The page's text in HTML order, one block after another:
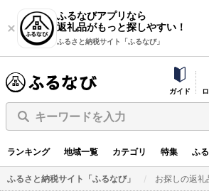
ふるなびアプリなら
返礼品がもっと探しやすい！
ふるさと納税サイト「ふるなび」
ガイド
キーワードを入力
ランキング 地域一覧 カテゴリ 特集 ふ
ふるさと納税サイト「ふるなび」 お探しの返